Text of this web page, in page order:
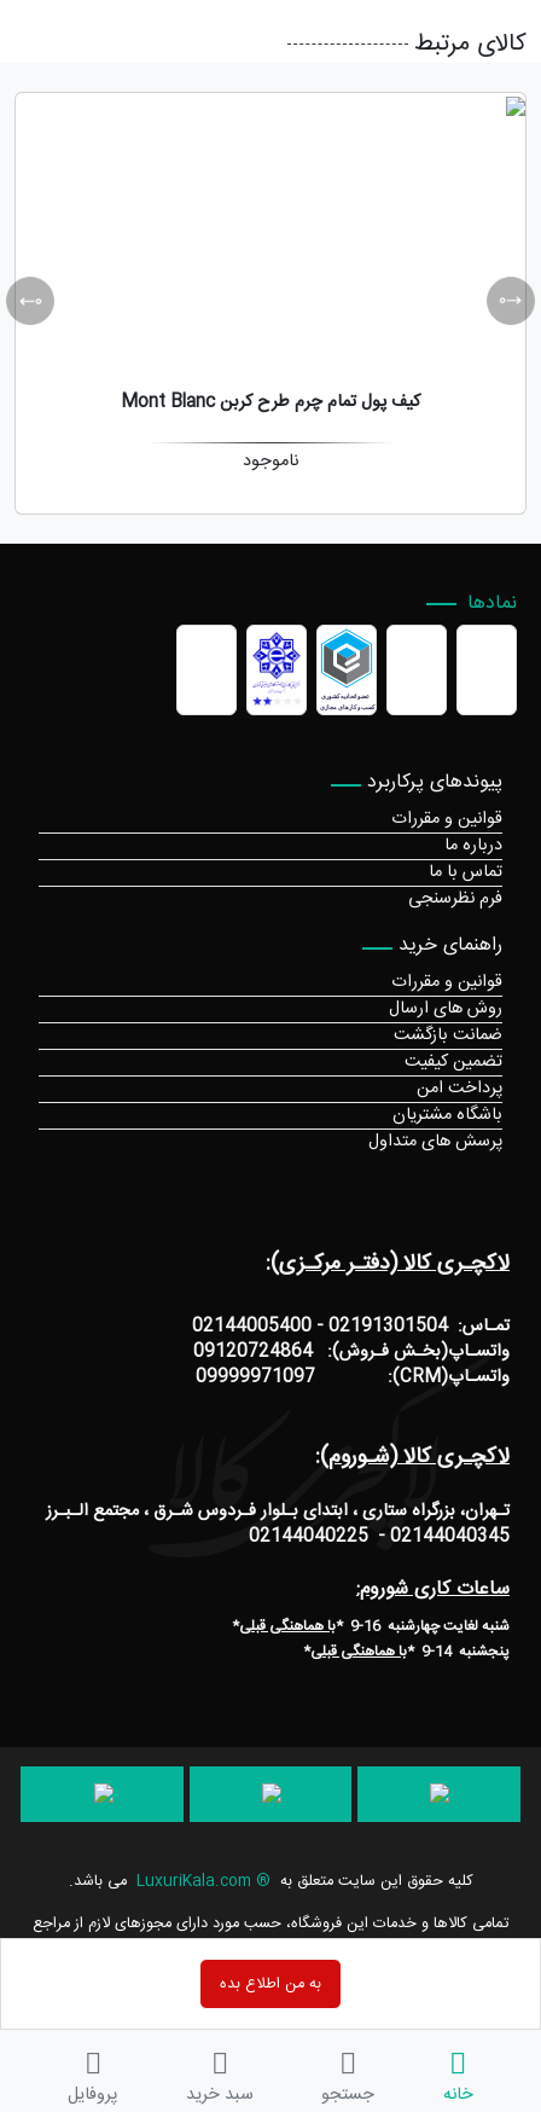
به من اطلاع بده
کالای مرتبط
کیف پول تمام چرم طرح کربن Mont Blanc
ناموجود
لاکچـری کالا (دفتـر مرکـزی):
تمـاس: 02191301504 - 02144005400
واتسـاپ(بخـش فـروش): 09120724864
واتسـاپ(CRM): 09999971097
لاکچـری کالا (شـوروم):
تـهران، بزرگراه ستاری ، ابتدای بـلوار فـردوس شـرق ، مجتمع الـبـرز
02144040345 - 02144040225
ساعات کاری شوروم:
شنبه لغایت چهارشنبه 16-9 * با هماهنگی قبلی*
پنجشنبه 14-9
*با هماهنگی قبلی*
پیوندهای پرکاربرد
قوانین و مقررات
درباره ما
تماس با ما
فرم نظرسنجی
راهنمای خرید
قوانین و مقررات
روش های ارسال
ضمانت بازگشت
تضمین کیفیت
پرداخت امن
باشگاه مشتریان
پرسش های متداول
نمادها
کلیه حقوق این سایت متعلق به ®
LuxuriKala.com می باشد.
تمامی كالاها و خدمات این فروشگاه، حسب مورد دارای مجوزهای لازم از مراجع
مربوطه می باشند و فعالیت های این سایت تابع قوانین و مقررات جمهوری
خانه جستجو سبد خرید پروفایل